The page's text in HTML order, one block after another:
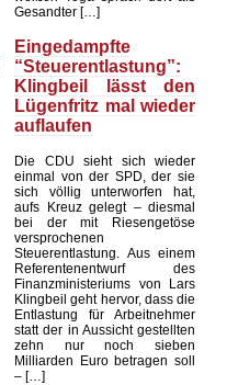
Gesandter […]
Eingedampfte
“Steuerentlastung”:
Klingbeil lässt den
Lügenfritz mal wieder
auflaufen
Die CDU sieht sich wieder
einmal von der SPD, der sie
sich völlig unterworfen hat,
aufs Kreuz gelegt – diesmal
bei der mit Riesengetöse
versprochenen
Steuerentlastung. Aus einem
Referentenentwurf des
Finanzministeriums von Lars
Klingbeil geht hervor, dass die
Entlastung für Arbeitnehmer
statt der in Aussicht gestellten
zehn nur noch sieben
Milliarden Euro betragen soll
– […]